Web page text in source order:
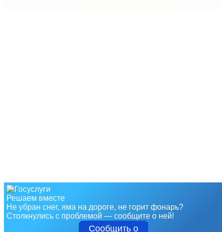
Решаем вместе
Не убран снег, яма на дороге, не горит фонарь?
Столкнулись с проблемой — сообщите о ней!
Сообщить о